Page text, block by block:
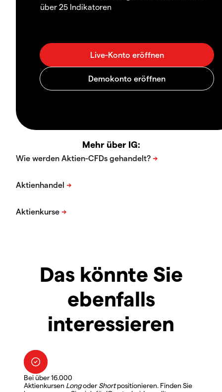
über 25 Indikatoren
Mehr über IG:
Das könnte Sie
ebenfalls
interessieren
Bei über 16.000
Aktienkursen LongoderShortpositionieren. Finden Sie